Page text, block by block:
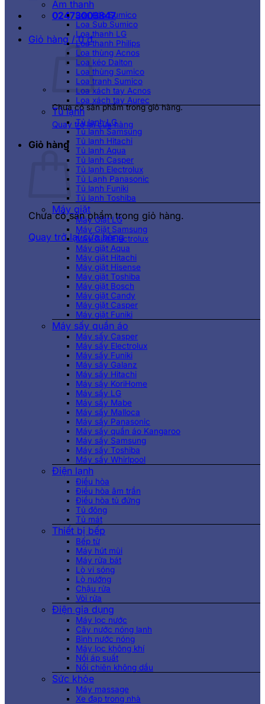
02473003847
Giỏ hàng /0₫
Chưa có sản phẩm trong giỏ hàng.
Quay trở lại cửa hàng
Giỏ hàng
Chưa có sản phẩm trong giỏ hàng.
Quay trở lại cửa hàng
Âm thanh
Loa kéo Sumico
Loa Sub Sumico
Loa thanh LG
Loa thanh Philips
Loa thùng Acnos
Loa kéo Dalton
Loa thùng Sumico
Loa tranh Sumico
Loa xách tay Acnos
Loa xách tay Aurec
Tủ lạnh
Tủ lạnh LG
Tủ lạnh Samsung
Tủ lạnh Hitachi
Tủ lạnh Aqua
Tủ lạnh Casper
Tủ lạnh Electrolux
Tủ Lạnh Panasonic
Tủ lạnh Funiki
Tủ lạnh Toshiba
Máy giặt
Máy Giặt LG
Máy Giặt Samsung
Máy Giặt Electrolux
Máy giặt Aqua
Máy giặt Hitachi
Máy giặt Hisense
Máy giặt Toshiba
Máy giặt Bosch
Máy giặt Candy
Máy giặt Casper
Máy giặt Funiki
Máy sấy quần áo
Máy sấy Casper
Máy sấy Electrolux
Máy sấy Funiki
Máy sấy Galanz
Máy sấy Hitachi
Máy sấy KoriHome
Máy sấy LG
Máy sấy Mabe
Máy sấy Malloca
Máy sấy Panasonic
Máy sấy quần áo Kangaroo
Máy sấy Samsung
Máy sấy Toshiba
Máy sấy Whirlpool
Điện lạnh
Điều hòa
Điều hòa âm trần
Điều hòa tủ đứng
Tủ đông
Tủ mát
Thiết bị bếp
Bếp từ
Máy hút mùi
Máy rửa bát
Lò vi sóng
Lò nướng
Chậu rửa
Vòi rửa
Điện gia dụng
Máy lọc nước
Cây nước nóng lạnh
Bình nước nóng
Máy lọc không khí
Nồi áp suất
Nồi chiên không dầu
Sức khỏe
Máy massage
Xe đạp trong nhà